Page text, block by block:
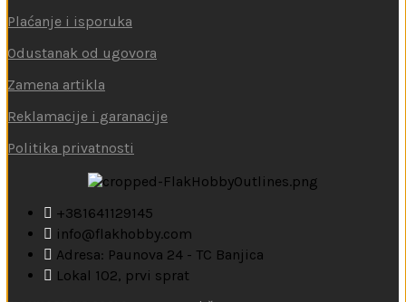
Plaćanje i isporuka
Odustanak od ugovora
Zamena artikla
Reklamacije i garanacije
Politika privatnosti
+381641129145
info@flakhobby.com
Adresa: Paunova 24 - TC Banjica
Lokal 102, prvi sprat